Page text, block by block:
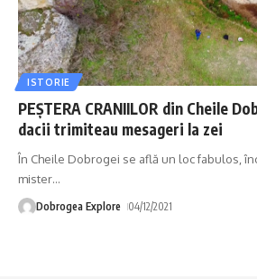
ISTORIE
PEȘTERA CRANIILOR din Cheile
dacii trimiteau mesageri la zei
În Cheile Dobrogei se află un loc fabulos,
mister…
Dobrogea Explore 04/12/2021